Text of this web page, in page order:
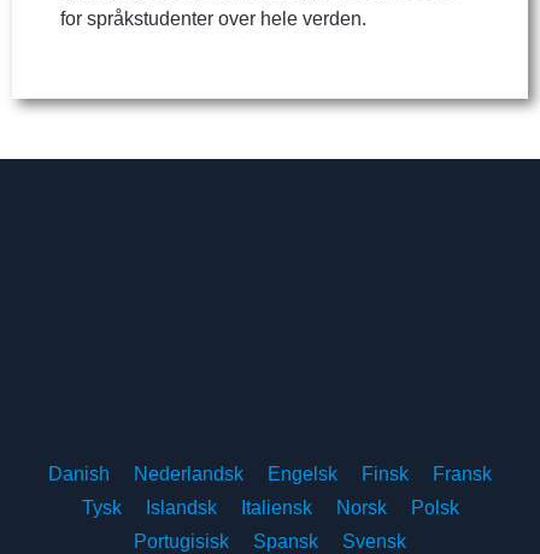
for språkstudenter over hele verden.
Danish Nederlandsk Engelsk Finsk
Fransk
Tysk
Islandsk Italiensk Norsk
Polsk
Portugisisk
Spansk Svensk